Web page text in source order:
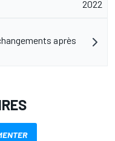
2022
après